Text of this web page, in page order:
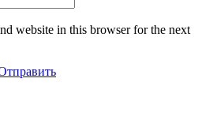
website in this browser for the next